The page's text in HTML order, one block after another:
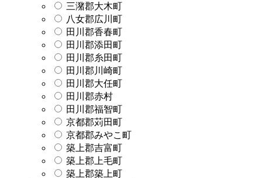
三潴郡大木町
八女郡広川町
田川郡香春町
田川郡添田町
田川郡糸田町
田川郡川崎町
田川郡大任町
田川郡赤村
田川郡福智町
京都郡苅田町
京都郡みやこ町
築上郡吉富町
築上郡上毛町
築上郡築上町